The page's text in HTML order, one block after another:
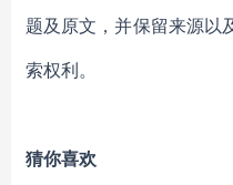
题及原文，并保留来源以
索权利。
猜你喜欢